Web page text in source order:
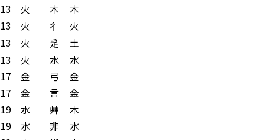
13 火 木
木
13 火 彳
火
13 火 辵
土
13 火 水
水
17 金 弓
金
17 金 言
金
19 水 艸
木
19 水 非
水